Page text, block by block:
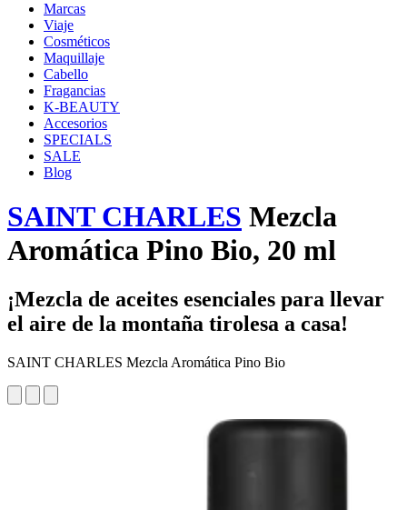
Marcas
Viaje
Cosméticos
Maquillaje
Cabello
Fragancias
K-BEAUTY
Accesorios
SPECIALS
SALE
Blog
SAINT CHARLES Mezcla
Aromática Pino Bio, 20 ml
¡Mezcla de aceites esenciales para llevar
el aire de la montaña tirolesa a casa!
SAINT CHARLES Mezcla Aromática Pino Bio